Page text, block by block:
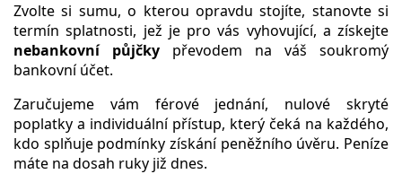
Zvolte si sumu, o kterou opravdu stojíte, stanovte si
termín splatnosti, jež je pro vás vyhovující, a získejte
nebankovní půjčky převodem na váš soukromý
bankovní účet.
Zaručujeme vám férové jednání, nulové skryté
poplatky a individuální přístup, který čeká na každého,
kdo splňuje podmínky získání peněžního úvěru. Peníze
máte na dosah ruky již dnes.